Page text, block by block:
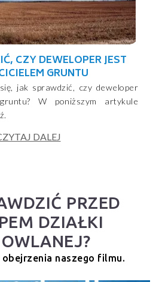
CZY DEWELOPER JEST
GRUNTU
jak sprawdzić, czy deweloper
W poniższym artykule
DALEJ
PRZED
DZIAŁKI
obejrzenia naszego filmu.